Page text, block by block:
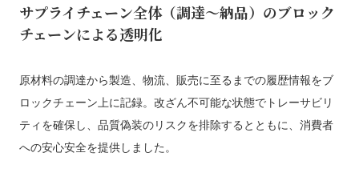
サプライチェーン全体（調達〜納品）のブロック
チェーンによる透明化
原材料の調達から製造、物流、販売に至るまでの履歴情報をブ
ロックチェーン上に記録。改ざん不可能な状態でトレーサビリ
ティを確保し、品質偽装のリスクを排除するとともに、消費者
への安心安全を提供しました。